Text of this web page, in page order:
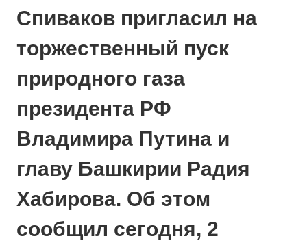
Спиваков пригласил на
торжественный пуск
природного газа
президента РФ
Владимира Путина и
главу Башкирии Радия
Хабирова. Об этом
сообщил сегодня, 2